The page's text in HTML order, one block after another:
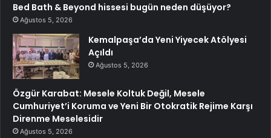
Bed Bath & Beyond hissesi bugün neden düşüyor?
Ağustos 5, 2026
Kemalpaşa’da Yeni Yiyecek Atölyesi
Açıldı
Ağustos 5, 2026
Özgür Karabat: Mesele Koltuk Değil, Mesele
Cumhuriyet’i Koruma ve Yeni Bir Otokratik Rejime Karşı
Direnme Meselesidir
Ağustos 5, 2026